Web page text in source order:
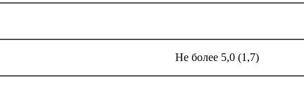
Не более 5,0 (1,7)